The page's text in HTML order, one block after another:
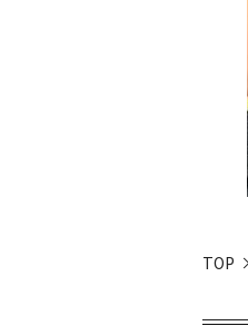
TOP